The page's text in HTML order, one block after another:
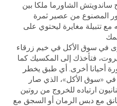
ساندويتش الشاورما ملكا بين
المصنوع من عصير ثمرة
مع تتبيلة مغايرة ليحتوي على
في سوق الأكل في خيم زرقاء
فتأخذك إلى المكسيك كما
أحيانا أخرى. أي طبق يخطر
في «سوق الأكل»، الذي صار
ارتياده للخروج من روتين
مع دبس الرمان أو السجق مع